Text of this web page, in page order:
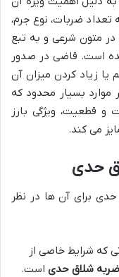
تعداد ضربات، نوع جرم،
در متون شرعی و به تبع
است. قاضی در صدور
یا زیاد کردن میزان آن
موارد بسیار محدود که
و قطعیت، ویژگی بارز
می کند.
حدی
برای آن ها در نظر
که شرایط خاصی از
است.